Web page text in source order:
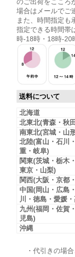
場合はメールでご
また、時間指定も
指定できる時間帯
時-18時・18時-20
送料について
北海道
北東北(青森・秋
南東北(宮城・山
北陸(富山・石川
重・岐阜)
関東(茨城・栃木
東京・山梨)
関西(大阪・京都
中国(岡山・広島
川・徳島・愛媛
九州(福岡・佐賀
児島)
沖縄
・代引きの場